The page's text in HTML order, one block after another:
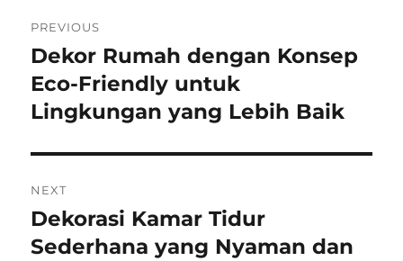
navigation
PREVIOUS
Previous
post:
Dekor Rumah dengan Konsep
Eco-Friendly untuk
Lingkungan yang Lebih Baik
NEXT
Next
post:
Dekorasi Kamar Tidur
Sederhana yang Nyaman dan